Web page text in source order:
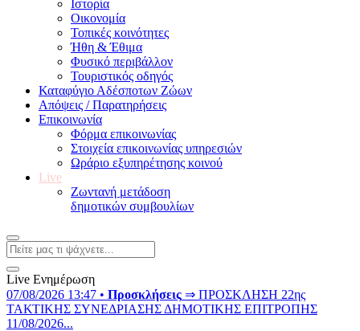
Ιστορία
Οικονομία
Τοπικές κοινότητες
Ήθη & Έθιμα
Φυσικό περιβάλλον
Τουριστικός οδηγός
Καταφύγιο Αδέσποτων Ζώων
Απόψεις / Παρατηρήσεις
Επικοινωνία
Φόρμα επικοινωνίας
Στοιχεία επικοινωνίας υπηρεσιών
Ωράριο εξυπηρέτησης κοινού
Live
Ζωντανή μετάδοση
δημοτικών συμβουλίων
Live Ενημέρωση
07/08/2026 13:47 • Προσκλήσεις ⇒ ΠΡΟΣΚΛΗΣΗ 22ης
ΤΑΚΤΙΚΗΣ ΣΥΝΕΔΡΙΑΣΗΣ ΔΗΜΟΤΙΚΗΣ ΕΠΙΤΡΟΠΗΣ
11/08/2026...